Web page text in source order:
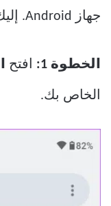
جهاز Android. إليك كيفية التحقق من ذلك وتمكينه.
الخطوة 1: افتح
الخاص بك.